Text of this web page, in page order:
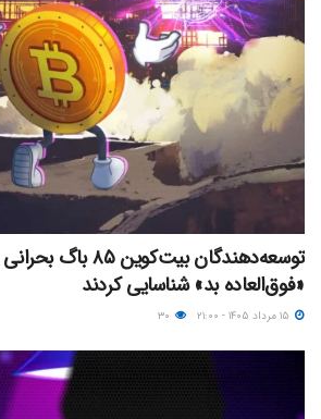
توسعه‌دهندگان
«فوق‌العاده بد» شناسایی کردند